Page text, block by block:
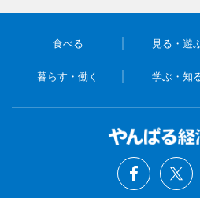
食べる 見る・遊
暮らす・働く 学ぶ・知